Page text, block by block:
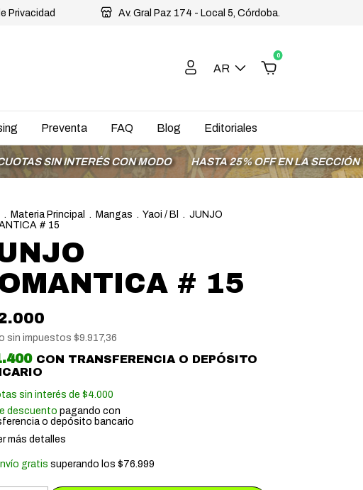
Privacidad Av. Gral Paz 174 - Local 5, Córdoba.
AR
0
Preventa FAQ Blog Editoriales
INTERÉS CON MODO HASTA 25% OFF EN LA SECCIÓN OFERTAS
. Materia Principal . Mangas . Yaoi / Bl . JUNJO
# 15
# 15
sin impuestos $9.917,36
CON TRANSFERENCIA O DEPÓSITO
sin interés de $4.000
descuento pagando con
o depósito bancario
más detalles
gratis superando los$76.999